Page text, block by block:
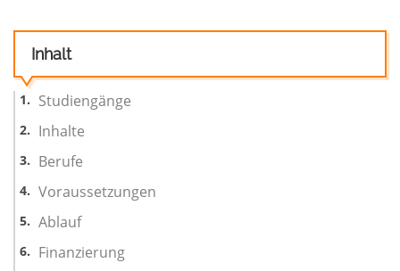
Inhalt
Studiengänge
Inhalte
Berufe
Voraussetzungen
Ablauf
Finanzierung